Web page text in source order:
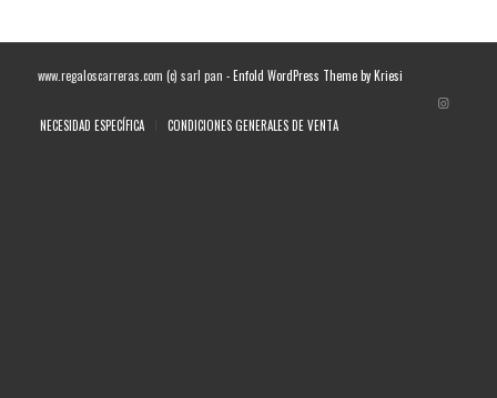
www.regaloscarreras.com (c) sarl pan -Enfold WordPress Theme by Kriesi
NECESIDAD ESPECÍFICA CONDICIONES GENERALES DE VENTA